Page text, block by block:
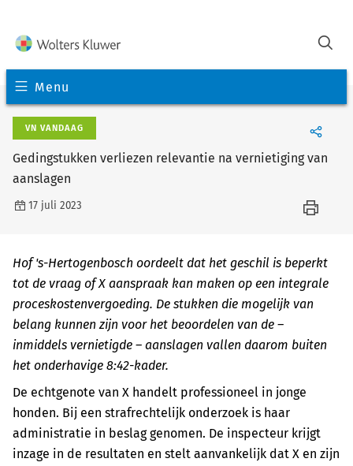
Menu
VN VANDAAG
Gedingstukken verliezen relevantie na vernietiging van
aanslagen
17 juli 2023
Hof 's-Hertogenbosch oordeelt dat het geschil is beperkt
tot de vraag of X aanspraak kan maken op een integrale
proceskostenvergoeding. De stukken die mogelijk van
belang kunnen zijn voor het beoordelen van de –
inmiddels vernietigde – aanslagen vallen daarom buiten
het onderhavige 8:42-kader.
De echtgenote van X handelt professioneel in jonge
honden. Bij een strafrechtelijk onderzoek is haar
administratie in beslag genomen. De inspecteur krijgt
inzage in de resultaten en stelt aanvankelijk dat X en zijn